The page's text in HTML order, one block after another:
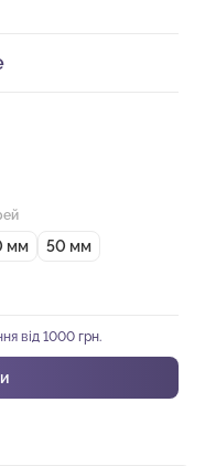
мм 50 мм
від 1000 грн.